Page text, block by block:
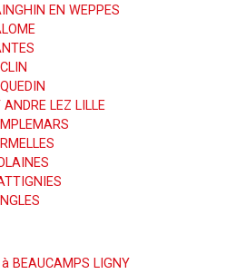
EN WEPPES
LEZ LILLE
BEAUCAMPS LIGNY